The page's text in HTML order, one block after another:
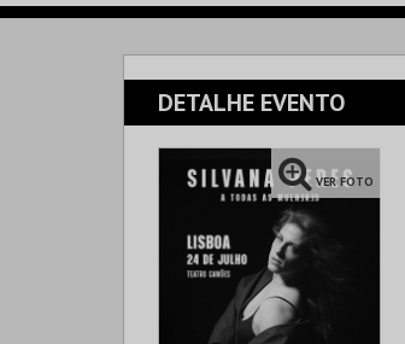
DETALHE EVENTO
VER FOTO